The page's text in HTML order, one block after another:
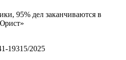
95% дел заканчиваются в
2025